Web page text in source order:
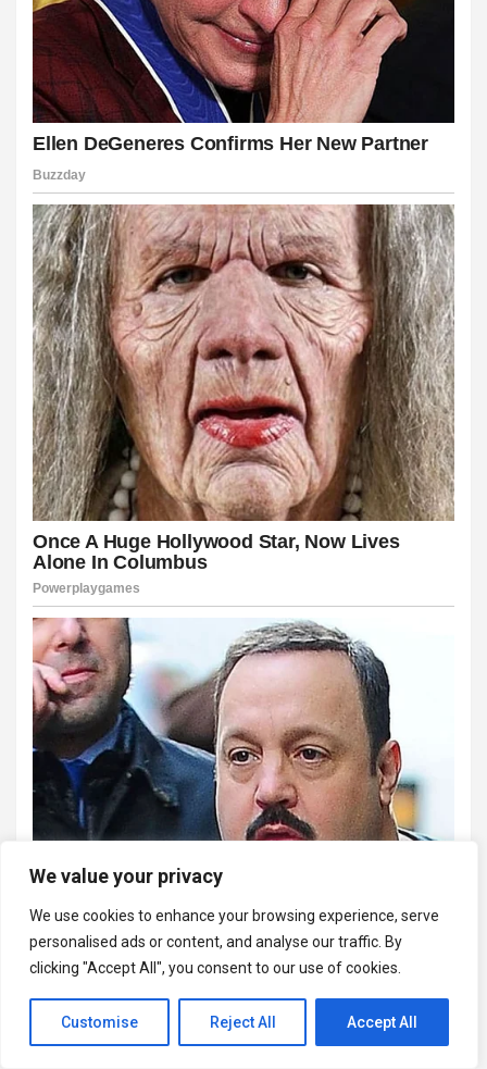
We value your privacy
We use cookies to enhance your browsing experience, serve
personalised ads or content, and analyse our traffic. By
clicking "Accept All", you consent to our use of cookies.
Customise Reject All Accept All